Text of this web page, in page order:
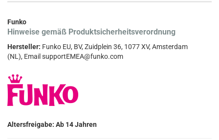
Funko
Hinweise gemäß Produktsicherheitsverordnung
Hersteller: Funko EU, BV, Zuidplein 36, 1077 XV, Amsterdam
(NL), Email supportEMEA@funko.com
Altersfreigabe: Ab 14 Jahren